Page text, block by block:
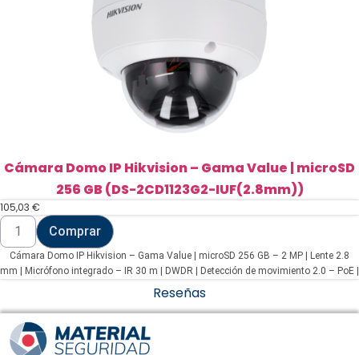
Cámara Domo IP Hikvision – Gama Value | microSD
256 GB (DS-2CD1123G2-IUF(2.8mm))
105,03 €
Cámara
Domo
IP
Hikvision
-
|
microSD
256
GB
Comprar
Cámara Domo IP Hikvision – Gama Value | microSD 256 GB – 2 MP | Lente 2.8
mm | Micrófono integrado – IR 30 m | DWDR | Detección de movimiento 2.0 – PoE |
H.265+| IP67 | IK10 – WEB, Software CMS, Smartphone y NVR
Reseñas